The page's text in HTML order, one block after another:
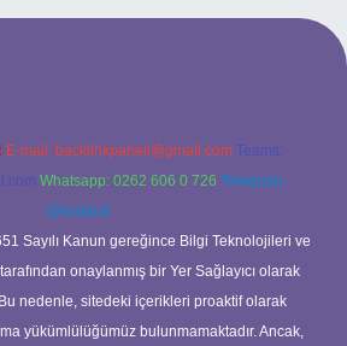
E-mail: backlinkpaneli@gmail.com Teams:
Whatsapp: 0262 606 0 726 Telegram:
@karabul
Sayılı Kanun gereğince Bilgi Teknolojileri ve
onaylanmış bir Yer Sağlayıcı olarak
nedenle, sitedeki içerikleri proaktif olarak
yükümlülüğümüz bulunmamaktadır. Ancak,